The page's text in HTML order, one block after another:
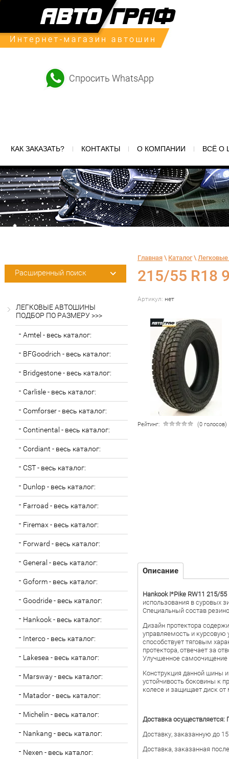
Спросить WhatsApp
КАК ЗАКАЗАТЬ? КОНТАКТЫ О КОМПАНИИ ВСЁ О
Главная \ Каталог \
215/55 R18
Артикул: нет
Рейтинг: (0 голосов)
Описание
Hankook I*Pike RW11 215/55
использования в суровых
Специальный состав
Дизайн протектора
управляемость и курсовую
способствует тяговым
протектора, отвечает за
Улучшенное самоочищение
Конструкция данной шины
устойчивость боковины к
колесе и защищает диск
Доставка осуществляется:
Доставку, заказанную до
Доставка, заказанная
Расширенный поиск
ЛЕГКОВЫЕ АВТОШИНЫ
ПОДБОР ПО РАЗМЕРУ >>>
Amtel - весь каталог:
BFGoodrich - весь каталог:
Bridgestone - весь каталог:
Carlisle - весь каталог:
Comforser - весь каталог:
Continental - весь каталог:
Cordiant - весь каталог:
CST - весь каталог:
Dunlop - весь каталог:
Farroad - весь каталог:
Firemax - весь каталог:
Forward - весь каталог:
General - весь каталог:
Goform - весь каталог:
Goodride - весь каталог:
Hankook - весь каталог:
Interco - весь каталог:
Lakesea - весь каталог:
Marsway - весь каталог:
Matador - весь каталог:
Michelin - весь каталог:
Nankang - весь каталог:
Nexen - весь каталог: